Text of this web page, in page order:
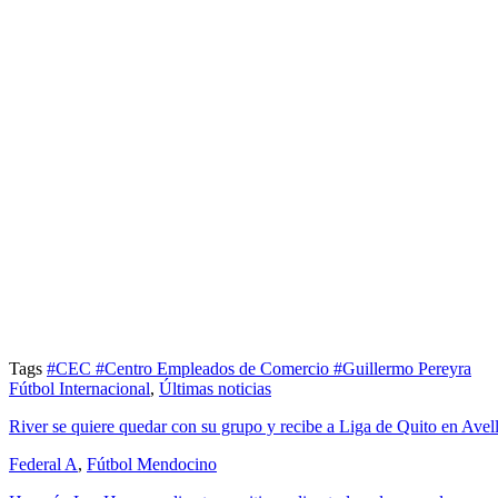
Tags #CEC #Centro Empleados de Comercio #Guillermo Pereyra
Fútbol Internacional, Últimas noticias
River se quiere quedar con su grupo y recibe a Liga de Quito en
Federal A, Fútbol Mendocino